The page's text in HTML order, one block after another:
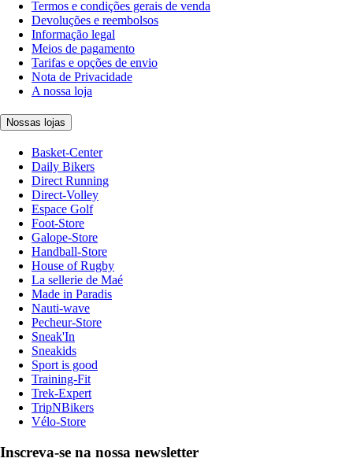
Termos e condições gerais de venda
Devoluções e reembolsos
Informação legal
Meios de pagamento
Tarifas e opções de envio
Nota de Privacidade
A nossa loja
Nossas lojas
Basket-Center
Daily Bikers
Direct Running
Direct-Volley
Espace Golf
Foot-Store
Galope-Store
Handball-Store
House of Rugby
La sellerie de Maé
Made in Paradis
Nauti-wave
Pecheur-Store
Sneak'In
Sneakids
Sport is good
Training-Fit
Trek-Expert
TripNBikers
Vélo-Store
Inscreva-se na nossa newsletter